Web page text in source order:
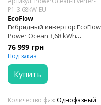
P1-3.68kW-EU
EcoFlow
Гибридный инвертор EcoFlow
Power Ocean 3,68 kWh
однофазный
76 999 грн
Под заказ
Купить
Количество фаз Однофазный